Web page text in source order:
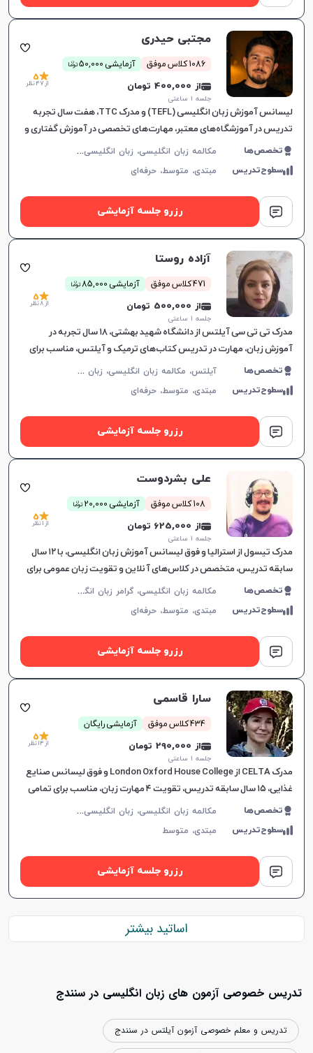
مجتبی حیدری
1086 کلاس موفق آزمایشی 50,000 توما
ن
از 400,000 تومان
جلسه ۱ ساعتی
5
از 47 نظر
لیسانس آموزش زبان انگلیسی (TEFL) و مدرک TTC، هفت سال تجربه
تدریس در آموزشگاه‌های معتبر، مهارت‌های تخصصی در آموزش گفتاری و
تولید محتوای آموزشی.
تخصص‌ها م
کالمه زبان انگلیسی، زبان انگلیسی عمومی، گرامر زبان انگلیسی، زبان انگلیسی آمریکایی، زبان انگلیسی هفتم دبیرستان، زبان انگلیسی هشتم دبیرستان، زبان انگلیسی نهم دبیرستان، زبان انگلیسی دهم دبیرستان، زبان انگلیسی یازدهم دبیرستان، زبان انگلیسی دوازدهم دبیرستان
سطوح‌تدریس مبتدی، متوسط،حرفه‌ای
رزرو جلسه آزمایشی
آزاده روستا
471 کلاس موفق آزمایشی 85,000 توما
ن
از 500,000 تومان
جلسه ۱ ساعتی
5
از 8 نظر
مدرک تی تی سی آیلتس از دانشگاه شهید بهشتی، ۱۸ سال تجربه در
آموزش زبان، مهارت در تدریس کتاب‌های ترمیک و آیلتس، مناسب برای
تمام سطوح، بهبود سریع در یادگیری.
تخصص‌ها آ
یلتس، مکالمه زبان انگلیسی، زبان انگلیسی عمومی، گرامر زبان انگلیسی، زبان انگلیسی تجاری، زبان انگلیسی آمریکایی، زبان انگلیسی کنکور سراسری، زبان انگلیسی کنکور کاردانی، زبان انگلیسی کنکور ارشد، زبان انگلیسی کنکور دکتری، زبان انگلیسی هفتم دبیرستان، زبان انگلیسی هشتم دبیرستان، زبان انگلیسی نهم دبیرستان، زبان انگلیسی دهم دبیرستان، زبان انگلیسی یازدهم دبیرستان، زبان انگلیسی دوازدهم دبیرستان، تافل، جی آر ای، دولینگو، تولیمو
سطوح‌تدریس مبتدی، متوسط،حرفه‌ای
رزرو جلسه آزمایشی
علی بشردوست
108 کلاس موفق آزمایشی 20,000 توما
ن
از 625,000 تومان
جلسه ۱ ساعتی
5
از 1 نظر
مدرک تیسول از استرالیا و فوق لیسانس آموزش زبان انگلیسی، با ۱۲ سال
سابقه تدریس، متخصص در کلاس‌های آنلاین و تقویت زبان عمومی برای
تمام سطوح، یادگیری موثر را تضمین می‌کند.
تخصص‌ها م
کالمه زبان انگلیسی، گرامر زبان انگلیسی، زبان انگلیسی تجاری، زبان انگلیسی آمریکایی
سطوح‌تدریس مبتدی، متوسط،حرفه‌ای
رزرو جلسه آزمایشی
سارا قاسمی
434 کلاس موفق آزمایشی رایگان
از 290,000 تومان
جلسه ۱ ساعتی
5
از 14 نظر
مدرک CELTA از London Oxford House College و فوق لیسانس صنایع
غذایی، ۱۵ سال سابقه تدریس، تقویت ۴ مهارت زبان، مناسب برای تمامی
سطوح، برای پیشرفت دانشجویان.
تخصص‌ها م
کالمه زبان انگلیسی، زبان انگلیسی عمومی، گرامر زبان انگلیسی، زبان انگلیسی بریتیش
سطوح‌تدریس مبتدی، متوسط
رزرو جلسه آزمایشی
اساتید بیشتر
تدریس خصوصی آزمون های زبان انگلیسی در سنندج
تدریس و معلم خصوصی آزمون آیلتس در سنندج